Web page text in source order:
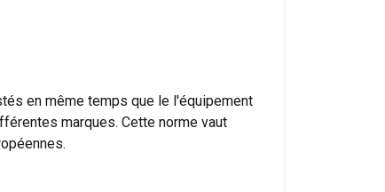
en même temps que le l'équipement
marques. Cette norme vaut